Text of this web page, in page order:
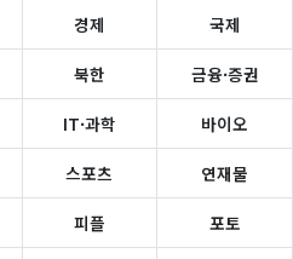
경제 국제
북한 금융·증권
IT·과학 바이오
스포츠 연재물
피플 포토